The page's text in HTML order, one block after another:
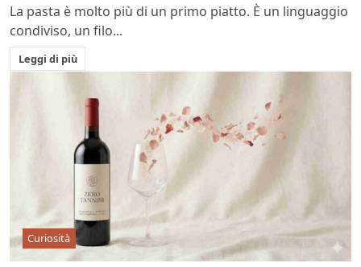
La pasta è molto più di un primo piatto. È un linguaggio
condiviso, un filo...
Leggi di più
Curiosità